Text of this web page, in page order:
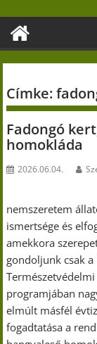
content
Címke:
Fadongó
homokláda
2026.06.04.
nemszeretem
ismertsége és
amekkora
gondoljunk csak
programjában
elmúlt másfél
fogadtatása a